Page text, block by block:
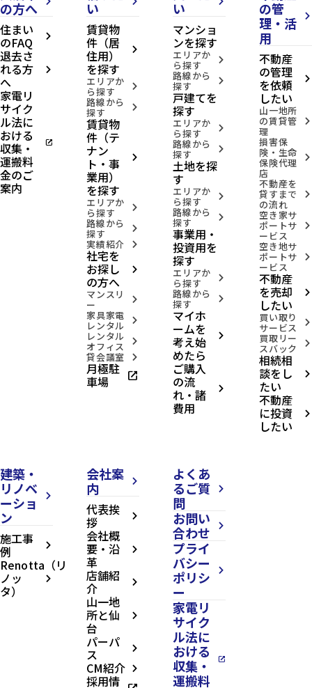
の方へ
住まい
のFAQ arrow_forward_ios
退去さ
れる方
へ
arrow_forward_ios
家電リ
サイク
ル法に
おける
収集・
運搬料
金のご
案内
open_in_new
い
賃貸物
件（居
住用）
を探す
arrow_forward_ios
エリアか
ら探す arrow_forward_ios
路線から
探す arrow_forward_ios
賃貸物
件（テ
ナン
ト・事
業用）
を探す
arrow_forward_ios
エリアか
ら探す arrow_forward_ios
路線から
探す arrow_forward_ios
実績紹介 arrow_forward_ios
社宅を
お探し
の方へ
arrow_forward_ios
マンスリ
ー arrow_forward_ios
家具家電
レンタル arrow_forward_ios
レンタル
オフィス arrow_forward_ios
貸会議室 arrow_forward_ios
月極駐
車場 open_in_new
い
マンショ
ンを探す
エリアか
ら探す arrow_forward_ios
路線から
探す arrow_forward_ios
戸建てを
探す
エリアか
ら探す arrow_forward_ios
路線から
探す arrow_forward_ios
土地を探
す
エリアか
ら探す arrow_forward_ios
路線から
探す arrow_forward_ios
事業用・
投資用を
探す
エリアか
ら探す arrow_forward_ios
路線から
探す arrow_forward_ios
マイホ
ームを
考え始
めたら
arrow_forward_ios
ご購入
の流
れ・諸
費用
arrow_forward_ios
の管
理・活
用
arrow_forward_ios
不動産
の管理
を依頼
したい
arrow_forward_ios
山一地所
の賃貸管
理
arrow_forward_ios
損害保
険・生命
保険代理
店
arrow_forward_ios
不動産を
貸すまで
の流れ
arrow_forward_ios
空き家サ
ポートサ
ービス
arrow_forward_ios
空き地サ
ポートサ
ービス
arrow_forward_ios
不動産
を売却
したい
arrow_forward_ios
買い取り
サービス arrow_forward_ios
買取リー
スバック arrow_forward_ios
相続相
談をし
たい
arrow_forward_ios
不動産
に投資
したい
arrow_forward_ios
建築・
リノベ
ーショ
ン
arrow_forward_ios
施工事
例 arrow_forward_ios
Renotta（リ
ノッ
タ）
arrow_forward_ios
会社案
内
arrow_forward_ios
代表挨
拶 arrow_forward_ios
会社概
要・沿
革
arrow_forward_ios
店舗紹
介 arrow_forward_ios
山一地
所と仙
台
arrow_forward_ios
パーパ
ス arrow_forward_ios
CM紹介 arrow_forward_ios
採用情
よくあ
るご質
問
arrow_forward_ios
お問い
合わせ
arrow_forward_ios
プライ
バシー
ポリシ
ー
arrow_forward_ios
家電リ
サイク
ル法に
おける
収集・
運搬料
open_in_new